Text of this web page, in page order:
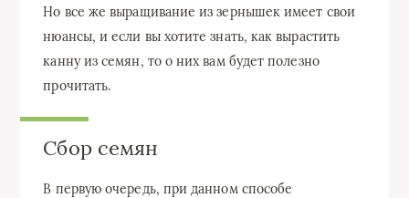
Но все же выращивание из зернышек имеет свои
нюансы, и если вы хотите знать, как вырастить
канну из семян, то о них вам будет полезно
прочитать.
Сбор семян
В первую очередь, при данном способе